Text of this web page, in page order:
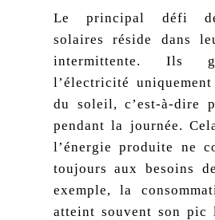
Le principal défi
solaires réside dans
intermittente. Ils
l’électricité
du soleil, c’est-à-dire
pendant la journée.
l’énergie produite ne
toujours aux besoins
exemple, la
atteint souvent son pic